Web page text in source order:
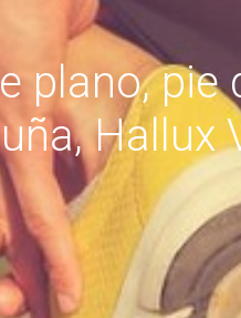
plano, pie
Hallux